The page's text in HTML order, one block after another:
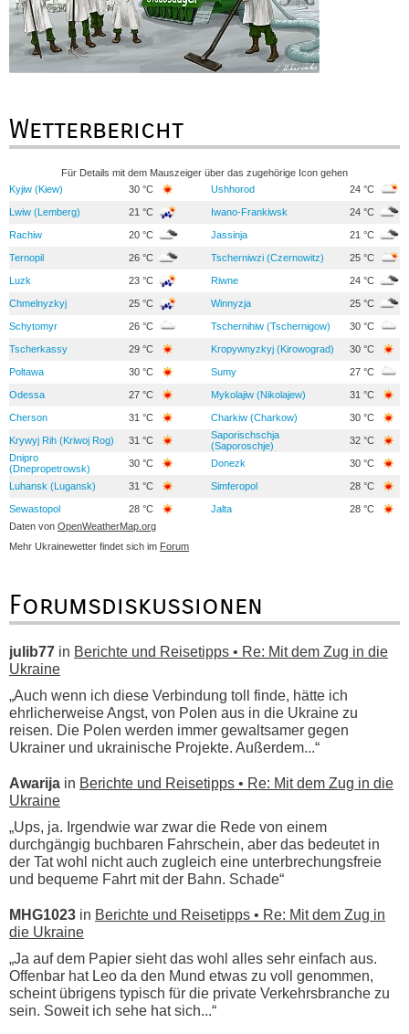
Wetterbericht
Für Details mit dem Mauszeiger über das zugehörige Icon gehen
Kyjiw (Kiew)
30 °C Ushhorod 24 °C
Lwiw (Lemberg) 21 °C Iwano-Frankiwsk 24 °C
Rachiw 20 °C Jassinja 21 °C
Ternopil 26 °C Tscherniwzi (Czernowitz) 25 °C
Luzk 23 °C Riwne 24 °C
Chmelnyzkyj 25 °C Winnyzja 25 °C
Schytomyr 26 °C Tschernihiw (Tschernigow) 30 °C
Tscherkassy 29 °C Kropywnyzkyj (Kirowograd) 30 °C
Poltawa 30 °C Sumy 27 °C
Odessa 27 °C Mykolajiw (Nikolajew) 31 °C
Cherson 31 °C Charkiw (Charkow) 30 °C
Krywyj Rih (Kriwoj Rog) 31 °C
Saporischschja
(Saporoschje)
32 °C
Dnipro
(Dnepropetrowsk)
30 °C Donezk 30 °C
Luhansk (Lugansk) 31 °C Simferopol 28 °C
Sewastopol 28 °C Jalta
28 °C
Daten von OpenWeatherMap.org
Mehr Ukrainewetter findet sich im Forum
Forumsdiskussionen
julib77 in Berichte und Reisetipps • Re: Mit dem Zug in die
Ukraine
„Auch wenn ich diese Verbindung toll finde, hätte ich
ehrlicherweise Angst, von Polen aus in die Ukraine zu
reisen. Die Polen werden immer gewaltsamer gegen
Ukrainer und ukrainische Projekte. Außerdem...“
Awarija in Berichte und Reisetipps • Re: Mit dem Zug in die
Ukraine
„Ups, ja. Irgendwie war zwar die Rede von einem
durchgängig buchbaren Fahrschein, aber das bedeutet in
der Tat wohl nicht auch zugleich eine unterbrechungsfreie
und bequeme Fahrt mit der Bahn. Schade“
MHG1023 in Berichte und Reisetipps • Re: Mit dem Zug in
die Ukraine
„Ja auf dem Papier sieht das wohl alles sehr einfach aus.
Offenbar hat Leo da den Mund etwas zu voll genommen,
scheint übrigens typisch für die private Verkehrsbranche zu
sein. Soweit ich sehe hat sich...“